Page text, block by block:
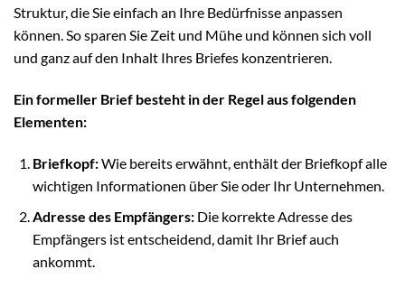
Struktur, die Sie einfach an Ihre Bedürfnisse anpassen
können. So sparen Sie Zeit und Mühe und können sich voll
und ganz auf den Inhalt Ihres Briefes konzentrieren.
Ein formeller Brief besteht in der Regel aus folgenden
Elementen:
Briefkopf:Wie bereits erwähnt, enthält der Briefkopf alle
wichtigen Informationen über Sie oder Ihr Unternehmen.
Adresse des Empfängers:Die korrekte Adresse des
Empfängers ist entscheidend, damit Ihr Brief auch
ankommt.